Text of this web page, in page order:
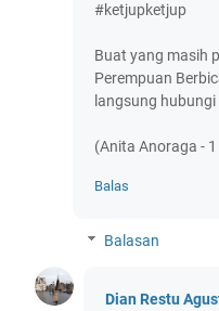
#ketjupketjup
Buat yang masih
Perempuan
langsung
(Anita Anoraga -
Balas
Balasan
Dian Restu